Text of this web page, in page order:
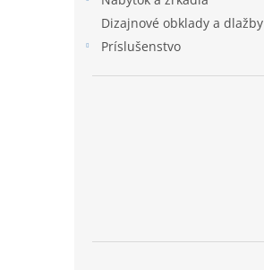
Dizajnové obklady a dlažby
Príslušenstvo